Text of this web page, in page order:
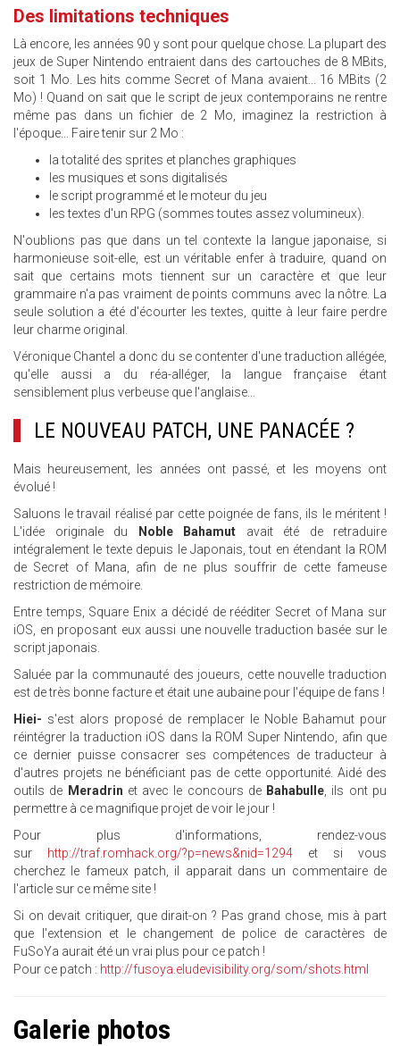
Des limitations techniques
Là encore, les années 90 y sont pour quelque chose. La plupart des
jeux de Super Nintendo entraient dans des cartouches de 8 MBits,
soit 1 Mo. Les hits comme Secret of Mana avaient... 16 MBits (2
Mo) ! Quand on sait que le script de jeux contemporains ne rentre
même pas dans un fichier de 2 Mo, imaginez la restriction à
l'époque... Faire tenir sur 2 Mo :
la totalité des sprites et planches graphiques
les musiques et sons digitalisés
le script programmé et le moteur du jeu
les textes d'un RPG (sommes toutes assez volumineux).
N'oublions pas que dans un tel contexte la langue japonaise, si
harmonieuse soit-elle, est un véritable enfer à traduire, quand on
sait que certains mots tiennent sur un caractère et que leur
grammaire n'a pas vraiment de points communs avec la nôtre. La
seule solution a été d'écourter les textes, quitte à leur faire perdre
leur charme original.
Véronique Chantel a donc du se contenter d'une traduction allégée,
qu'elle aussi a du réa-alléger, la langue française étant
sensiblement plus verbeuse que l'anglaise...
LE NOUVEAU PATCH, UNE PANACÉE ?
Mais heureusement, les années ont passé, et les moyens ont
évolué !
Saluons le travail réalisé par cette poignée de fans, ils le méritent !
L'idée originale du
Noble Bahamut avait été de retraduire
intégralement le texte depuis le Japonais, tout en étendant la ROM
de Secret of Mana, afin de ne plus souffrir de cette fameuse
restriction de mémoire.
Entre temps, Square Enix a décidé de rééditer Secret of Mana sur
iOS, en proposant eux aussi une nouvelle traduction basée sur le
script japonais.
Saluée par la communauté des joueurs, cette nouvelle traduction
est de très bonne facture et était une aubaine pour l'équipe de fans !
Hiei- s'est alors proposé de remplacer le Noble Bahamut pour
réintégrer la traduction iOS dans la ROM Super Nintendo, afin que
ce dernier puisse consacrer ses compétences de traducteur à
d'autres projets ne bénéficiant pas de cette opportunité. Aidé des
outils de Meradrin et avec le concours de Bahabulle , ils ont pu
permettre à ce magnifique projet de voir le jour !
Pour plus d'informations, rendez-vous
sur http://traf.romhack.org/?p=news&nid=1294 et si vous
cherchez le fameux patch, il apparait dans un commentaire de
l'article sur ce même site !
Si on devait critiquer, que dirait-on ? Pas grand chose, mis à part
que l'extension et le changement de police de caractères de
FuSoYa aurait été un vrai plus pour ce patch !
Pour ce patch : http://fusoya.eludevisibility.org/som/shots.html
Galerie photos